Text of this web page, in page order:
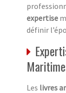
expertise
définir
Les livres